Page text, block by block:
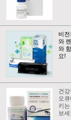
비
와
와
요!
건
오
키
보세